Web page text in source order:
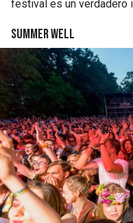
festival es un verdadero
Summer Well